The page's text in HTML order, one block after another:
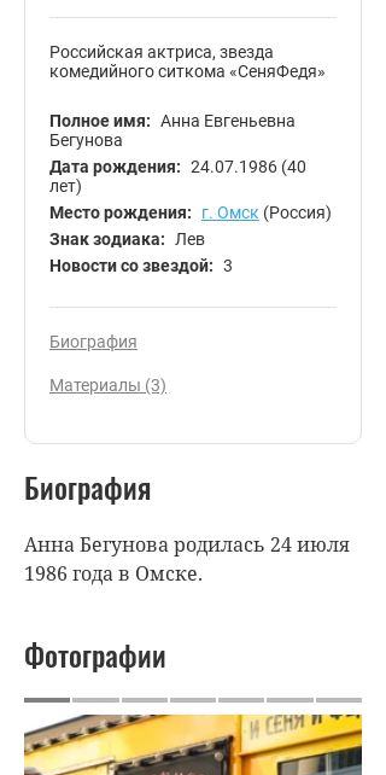
Российская актриса, звезда
комедийного ситкома «СеняФедя»
Полное имя: Анна Евгеньевна
Бегунова
Дата рождения: 24.07.1986 (40
лет)
Место рождения:
г. Омск (Россия)
Знак зодиака:
Лев
Новости со звездой: 3
Биография
Материалы (3)
Биография
Анна Бегунова родилась 24 июля
1986 года в Омске.
Фотографии